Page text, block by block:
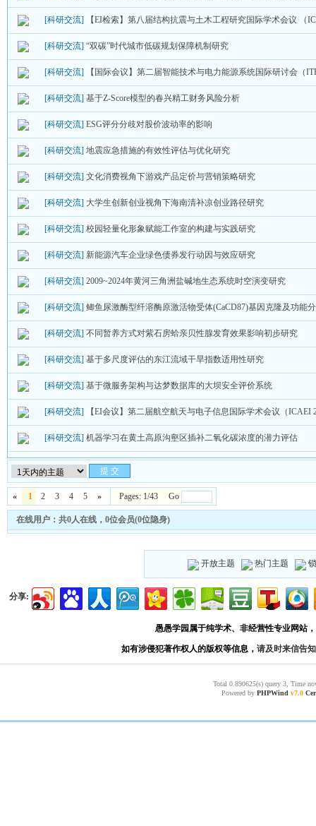
[科研交流] 【EI检索】第八届结构抗震与土木工程研究国际学术会议 （
[科研交流] “双碳”时代城市低碳规划保障机制研究
[科研交流] 【国际会议】第二届智能技术与电力能源系统国际研讨会（
[科研交流] 基于Z-Score模型的春兴精工财务风险分析
[科研交流] ESG评分分歧对股价波动率的影响
[科研交流] 地震应急措施的有效性评估与优化研究
[科研交流] 文化消费视角下游戏产品定价与营销策略研究
[科研交流] 大学生创新创业视角下海南清补凉创业路径研究
[科研交流] 校园轻量化形象赋能工作室的构建与实践研究
[科研交流] 新能源汽车企业绿色债券发行动因与效应研究
[科研交流] 2009~2024年黄河三角洲盐碱地生态系统时空演变研究
[科研交流] 鲫鱼尿激酶型纤溶酶原激活物受体(CaCD87)基因克隆及功能
[科研交流] 不同暂养方式对紫石房蛤亲贝性腺发育效果影响初步研究
[科研交流] 基于多尺度评估的东江流域干旱指数适用性研究
[科研交流] 基于微服务架构与达梦数据库的大坝安全评价系统
[科研交流] 【EI会议】第二届航空航天与电子信息国际学术会议（ICAEI
[科研交流] 机器学习在黄土高原沟壑区插补二氧化碳浓度的潜力评估
« 1 2 3 4 5 » Pages: 1/43 Go
在线用户：共0人在线，0位会员(0位隐身)
开放主题 热门主题
分享:
愚愚学园属于纯学术、非经营性专业网站
如有涉侵犯著作权人的版权等信息， 请及时来信告知
Total 0.890625(s) query 3, Time
Powered by PHPWind v7.0